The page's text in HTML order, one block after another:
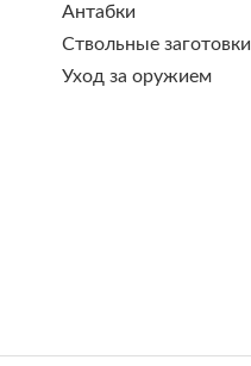
Антабки
Ствольные заготовки
Уход за оружием